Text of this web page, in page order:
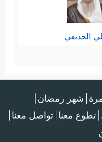
الحذيفي
شهر رمضان
تطوع معنا تواصل معنا